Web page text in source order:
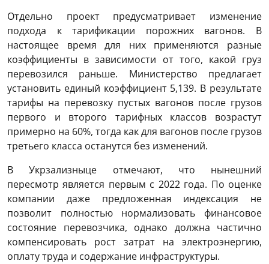
Отдельно проект предусматривает изменение
подхода к тарификации порожних вагонов. В
настоящее время для них применяются разные
коэффициенты в зависимости от того, какой груз
перевозился раньше. Министерство предлагает
установить единый коэффициент 5,139. В результате
тарифы на перевозку пустых вагонов после грузов
первого и второго тарифных классов возрастут
примерно на 60%, тогда как для вагонов после грузов
третьего класса останутся без изменений.
В Укрзализныце отмечают, что нынешний
пересмотр является первым с 2022 года. По оценке
компании даже предложенная индексация не
позволит полностью нормализовать финансовое
состояние перевозчика, однако должна частично
компенсировать рост затрат на электроэнергию,
оплату труда и содержание инфраструктуры.